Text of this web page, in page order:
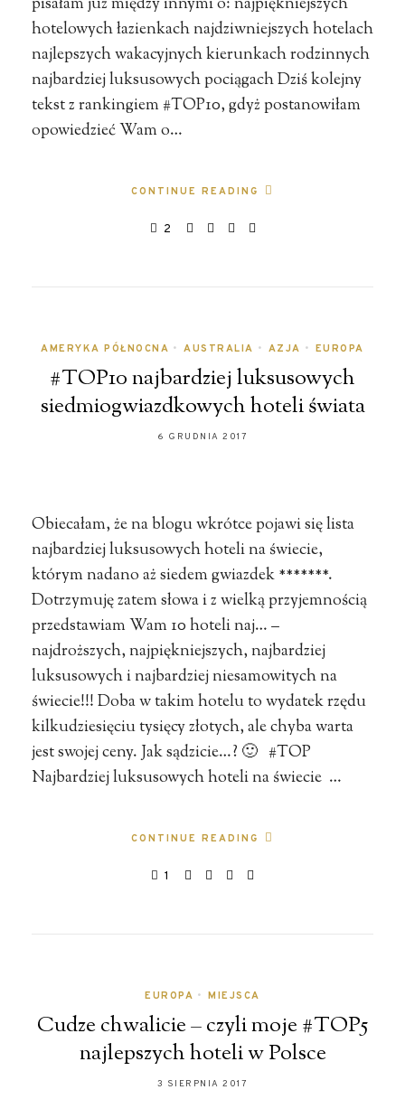
hotelowych łazienkach najdziwniejszych hotelach
najlepszych wakacyjnych kierunkach rodzinnych
najbardziej luksusowych pociągach Dziś kolejny
tekst z rankingiem #TOP10, gdyż postanowiłam
opowiedzieć Wam o…
CONTINUE READING
2
AMERYKA PÓŁNOCNA • AUSTRALIA • AZJA • EUROPA
#TOP10 najbardziej luksusowych
siedmiogwiazdkowych hoteli świata
6 GRUDNIA 2017
Obiecałam, że na blogu wkrótce pojawi się lista
najbardziej luksusowych hoteli na świecie,
którym nadano aż siedem gwiazdek *******.
Dotrzymuję zatem słowa i z wielką przyjemnością
przedstawiam Wam 10 hoteli naj… –
najdroższych, najpiękniejszych, najbardziej
luksusowych i najbardziej niesamowitych na
świecie!!! Doba w takim hotelu to wydatek rzędu
kilkudziesięciu tysięcy złotych, ale chyba warta
jest swojej ceny. Jak sądzicie…? 🙂 #TOP
Najbardziej luksusowych hoteli na świecie …
CONTINUE READING
1
EUROPA • MIEJSCA
Cudze chwalicie – czyli moje #TOP5
najlepszych hoteli w Polsce
3 SIERPNIA 2017